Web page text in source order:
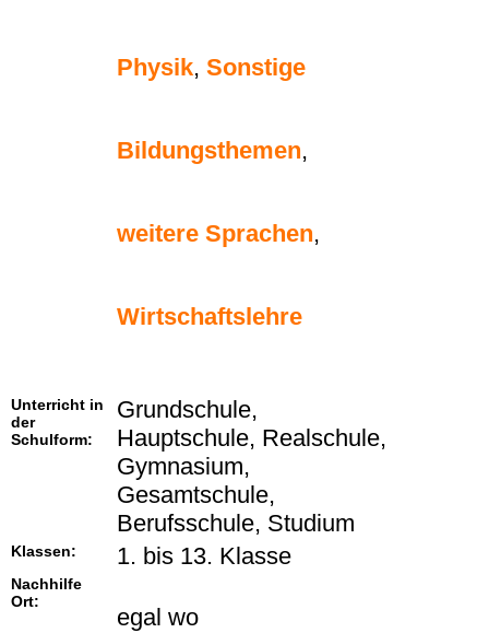
Physik, Sonstige
Bildungsthemen,
weitere Sprachen,
Wirtschaftslehre
Unterricht in
der
Schulform:
Grundschule,
Hauptschule, Realschule,
Gymnasium,
Gesamtschule,
Berufsschule, Studium
Klassen: 1. bis 13. Klasse
Nachhilfe
Ort:
egal wo